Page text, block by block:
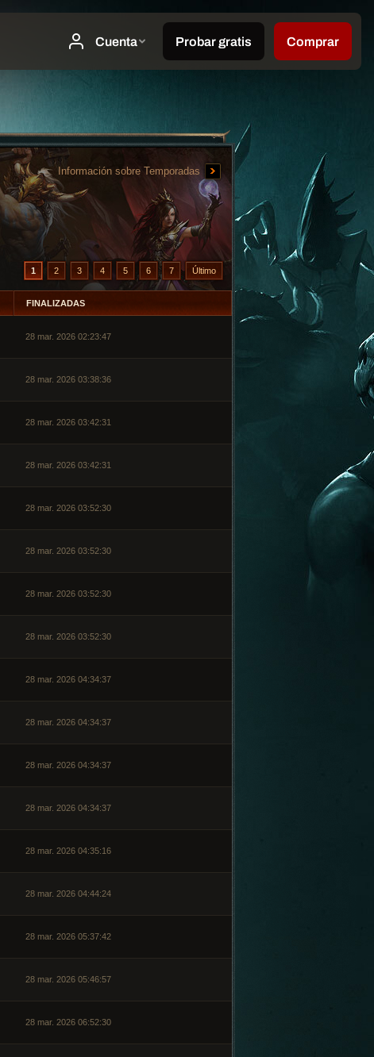
Información sobre Temporadas
1 2 3 4 5 6 7 Último
FINALIZADAS
28 mar. 2026 02:23:47
28 mar. 2026 03:38:36
28 mar. 2026 03:42:31
28 mar. 2026 03:42:31
28 mar. 2026 03:52:30
28 mar. 2026 03:52:30
28 mar. 2026 03:52:30
28 mar. 2026 03:52:30
28 mar. 2026 04:34:37
28 mar. 2026 04:34:37
28 mar. 2026 04:34:37
28 mar. 2026 04:34:37
28 mar. 2026 04:35:16
28 mar. 2026 04:44:24
28 mar. 2026 05:37:42
28 mar. 2026 05:46:57
28 mar. 2026 06:52:30